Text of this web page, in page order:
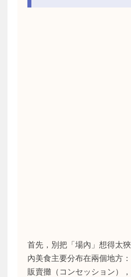
首先，別把「場內」想得太
內美食主要分布在兩個地方
販賣攤（コンセッション）